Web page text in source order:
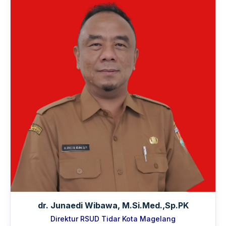
dr. Junaedi Wibawa, M.Si.Med.,Sp.PK
Direktur RSUD Tidar Kota Magelang